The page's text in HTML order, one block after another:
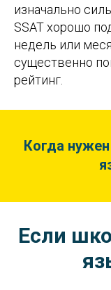
изначально
SSAT хорошо
недель или
существенно
рейтинг.
Когда
Если